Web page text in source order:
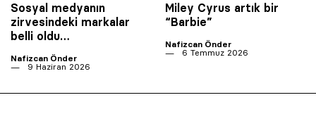
Sosyal medyanın
zirvesindeki markalar
belli oldu…
Nafizcan Önder
9 Haziran 2026
Miley Cyrus artık bir
“Barbie”
Nafizcan Önder
6 Temmuz 2026